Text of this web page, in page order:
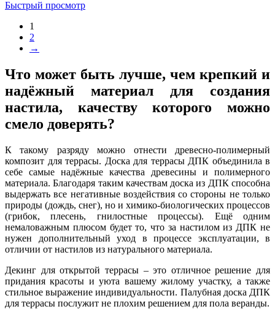
Быстрый просмотр
1
2
→
Что может быть лучше, чем крепкий и
надёжный материал для создания
настила, качеству которого можно
смело доверять?
К такому разряду можно отнести древесно-полимерный
композит для террасы. Доска для террасы ДПК объединила в
себе самые надёжные качества древесины и полимерного
материала. Благодаря таким качествам доска из ДПК способна
выдержать все негативные воздействия со стороны не только
природы (дождь, снег), но и химико-биологических процессов
(грибок, плесень, гнилостные процессы). Ещё одним
немаловажным плюсом будет то, что за настилом из ДПК не
нужен дополнительный уход в процессе эксплуатации, в
отличии от настилов из натурального материала.
Декинг для открытой террасы– это отличное решение для
придания красоты и уюта вашему жилому участку, а также
стильное выражение индивидуальности. Палубная доска ДПК
для террасы послужит не плохим решением для пола веранды.